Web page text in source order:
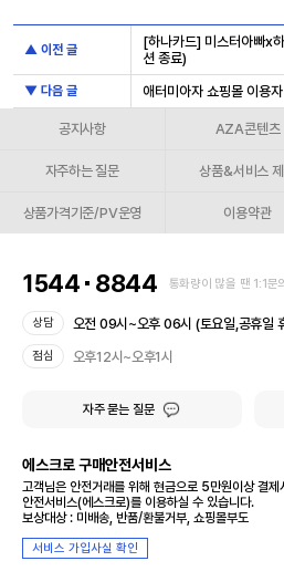
▲ 이전 글
[하나카드] 미스터아빠x
션 종료)
▼ 다음 글 애터미아자 쇼핑몰 이용
공지사항 AZA콘텐츠
자주하는 질문 상품&서비스
상품가격기준/PV운영 이용약관
1544 8844 통화량이 많을 땐 1:1문
상담 오전 09시~오후 06시 (토요일,공휴일
점심 오후12시~오후1시
자주 묻는 질문
에스크로 구매안전서비스
고객님은 안전거래를 위해 현금으로 5만원이상 결
안전서비스(에스크로)를 이용하실 수 있습니다.
보상대상 : 미배송, 반품/환불거부, 쇼핑몰부도
서비스 가입사실 확인